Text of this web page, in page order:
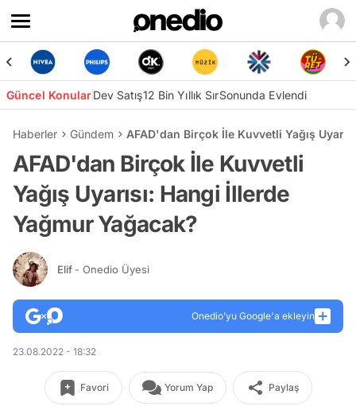
Güncel KonularDev Satış12 Bin Yıllık SırSonunda Evlendi
Haberler Gündem AFAD'dan Birçok İle Kuvvetli Yağış
AFAD'dan Birçok İle Kuvvetli
Yağış Uyarısı: Hangi İllerde
Yağmur Yağacak?
Elif - Onedio Üyesi
Onedio’yu Google'a ekleyin
23.08.2022 - 18:32
Favori Yorum Yap Paylaş